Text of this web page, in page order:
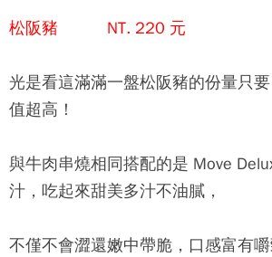
松阪豬 NT. 220 元
光是看這滿滿一盤松阪豬的份量只
值超高！
與牛肉串燒相同搭配的是 Move
汁，吃起來甜美多汁不油膩，
不僅不會澀還嫩中帶脆，口感富有